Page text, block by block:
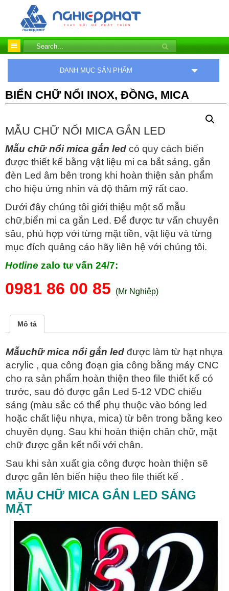
DANH MỤC SẢN PHẨM
BIỂN CHỮ NỔI INOX, ĐỒNG, MICA
MẪU CHỮ NỔI MICA GẮN LED
Mẫu chữ nổi mica gắn led có quy cách biển
được thiết kế bằng vật liệu mi ca bắt sáng, gắn
đèn Led âm bên trong khi hoàn thiện sản phẩm
cho hiệu ứng nhìn và độ thâm mỹ rất cao.
Dưới đây chúng tôi giới thiệu một số mẫu
chữ,biển mi ca gắn Led. Để được tư vấn chuyên
sâu, phù hợp với từng mặt tiền, vật liệu và từng
mục đích quảng cáo hãy liên hệ với chúng tôi.
Hotline zalo tư vấn 24/7:
0981 86 00 85 (Mr Nghiệp)
Mô tả
Mẫuchữ mica nổi gắn led được làm từ hạt nhựa
acrylic , qua công đoạn gia công bằng máy CNC
cho ra sản phẩm hoàn thiện theo file thiết kế có
trước, sau đó được gắn Led 5-12 VDC chiếu
sáng (màu sắc có thể phụ thuộc vào bóng led
hoặc chất liệu nhựa, mica) từ bên trong bằng keo
chuyên dụng. Sau khi hoàn thiện chân chữ, mặt
chữ được gắn kết nối với chân.
Sau khi sản xuất gia công được hoàn thiện sẽ
được gắn lên biển hiệu theo file thiết kế .
MẪU CHỮ MICA GẮN LED SÁNG
MẶT